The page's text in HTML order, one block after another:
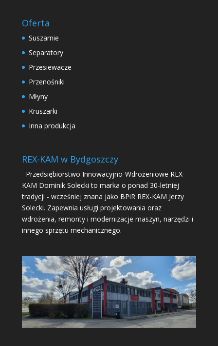
Oferta
Suszarnie
Separatory
Przesiewacze
Przenośniki
Młyny
Kruszarki
Inna produkcja
REX-KAM w Bydgoszczy
Przedsiębiorstwo Innowacyjno-Wdrożeniowe REX-
KAM Dominik Solecki to marka o ponad 30-letniej
tradycji - wcześniej znana jako BPiR REX-KAM Jerzy
Solecki. Zapewnia usługi projektowania oraz
wdrożenia, remonty i modernizacje maszyn, narzędzi i
innego sprzętu mechanicznego.